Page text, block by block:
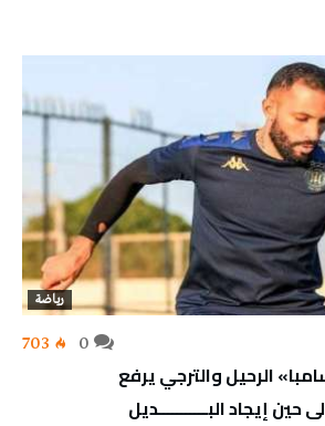
رياضة
703
الرحيل والترجي يرفع
حين إيجاد البـــــــــــديل